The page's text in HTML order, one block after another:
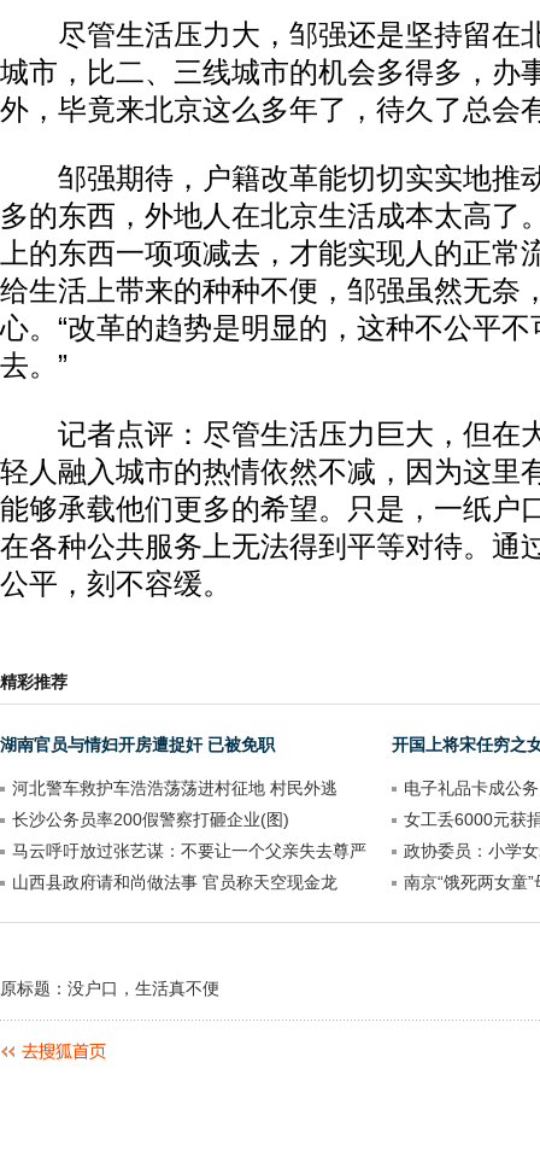
尽管生活压力大，邹强还是坚持留在
城市，比二、三线城市的机会多得多，办
外，毕竟来北京这么多年了，待久了总会
邹强期待，户籍改革能切切实实地推
多的东西，外地人在北京生活成本太高了
上的东西一项项减去，才能实现人的正常
给生活上带来的种种不便，邹强虽然无奈
心。“改革的趋势是明显的，这种不公平
去。”
记者点评：尽管生活压力巨大，但在
轻人融入城市的热情依然不减，因为这里
能够承载他们更多的希望。只是，一纸户
在各种公共服务上无法得到平等对待。通
公平，刻不容缓。
精彩推荐
湖南官员与情妇开房遭捉奸 已被免职
河北警车救护车浩浩荡荡进村征地 村民外逃
长沙公务员率200假警察打砸企业(图)
马云呼吁放过张艺谋：不要让一个父亲失去尊严
山西县政府请和尚做法事 官员称天空现金龙
开国上将宋任穷之
电子礼品卡成公
女工丢6000元获
政协委员：小学
南京“饿死两女童
原标题：没户口，生活真不便